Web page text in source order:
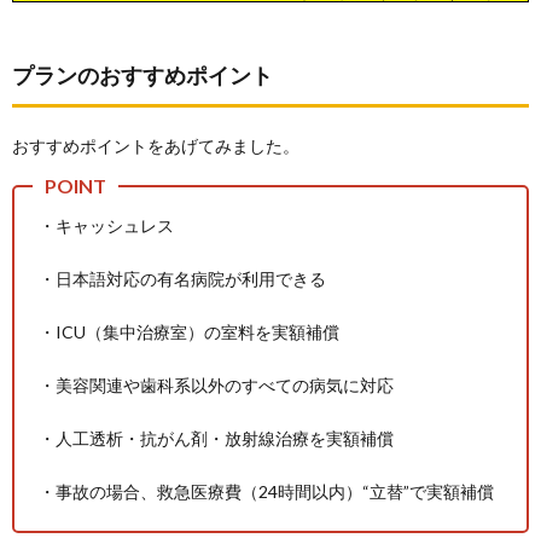
プランのおすすめポイント
おすすめポイントをあげてみました。
・キャッシュレス
・日本語対応の有名病院が利用できる
・ICU（集中治療室）の室料を実額補償
・美容関連や歯科系以外のすべての病気に対応
・人工透析・抗がん剤・放射線治療を実額補償
・事故の場合、救急医療費（24時間以内）“立替”で実額補償